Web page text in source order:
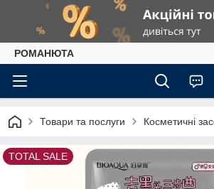
РОМАНЮТА
Товари та послуги Косметичні
TOTAL SALE